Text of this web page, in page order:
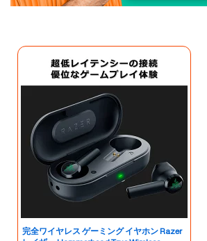
完全ワイヤレス ゲーミング イヤホン Razer